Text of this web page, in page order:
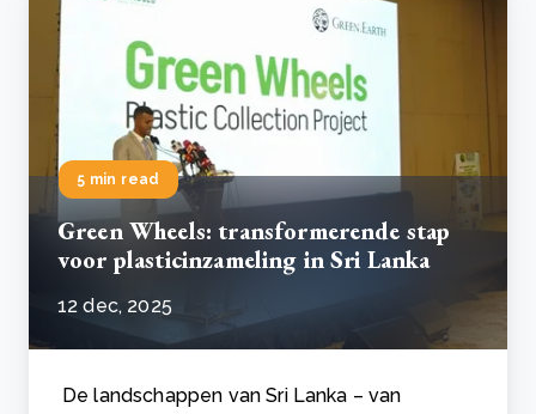
5 min read
Green Wheels: transformerende stap
voor plasticinzameling in Sri Lanka
12 dec, 2025
De landschappen van Sri Lanka – van